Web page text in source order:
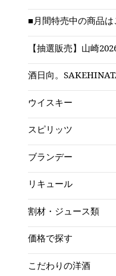
■月間特売中の商品は
【抽選販売】山崎
酒日向。
ウイスキー
スピリッツ
ブランデー
リキュール
割材・ジュース類
価格で探す
こだわりの洋酒